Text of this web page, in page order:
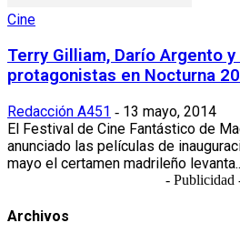
Cine
Terry Gilliam, Darío Argento
protagonistas en Nocturna
Redacción A451 - 13 mayo, 2014
El Festival de Cine Fantástico de
anunciado las películas de
mayo el certamen madrileño
- Publicidad
Archivos